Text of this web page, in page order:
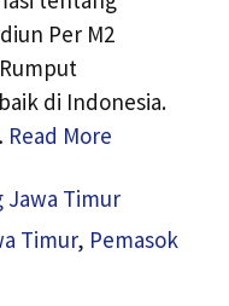
Per M2
di Indonesia.
Read More
Jawa Timur
Timur, Pemasok